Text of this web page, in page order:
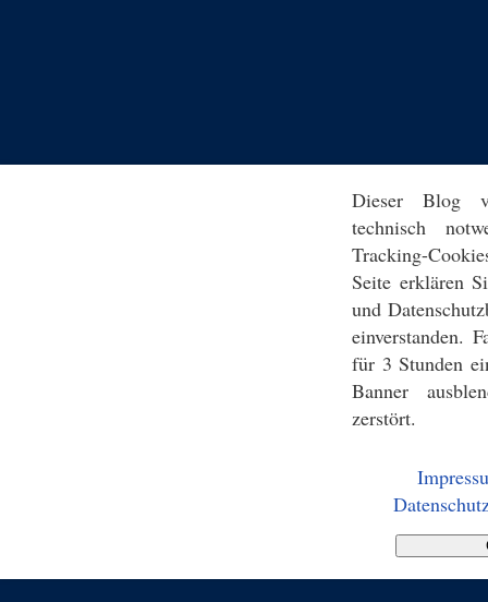
Dieser Blog
technisch
Tracking-
Seite erklären
und
einverstanden.
für 3 Stunden
Banner
zerstört.